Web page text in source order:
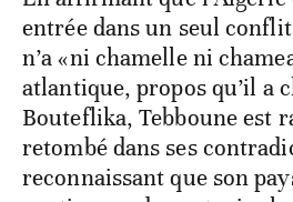
entrée dans un seul
n’a «ni chamelle ni
atlantique, propos qu’il a
Bouteflika, Tebboune est
retombé dans ses
reconnaissant que son